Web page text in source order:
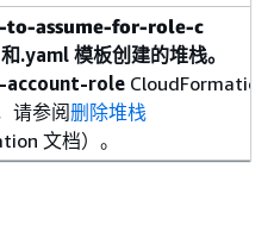
to-assume-for-role-c
.yaml 模板创建的堆栈。
account-role CloudFormation
请参阅删除堆栈
文档）。